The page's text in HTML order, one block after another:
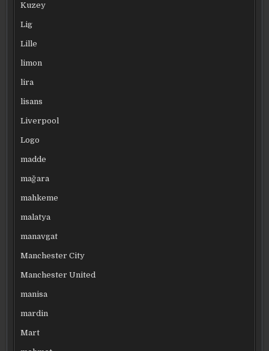
Kuzey
Lig
Lille
limon
lira
lisans
Liverpool
Logo
madde
mağara
mahkeme
malatya
manavgat
Manchester City
Manchester United
manisa
mardin
Mart